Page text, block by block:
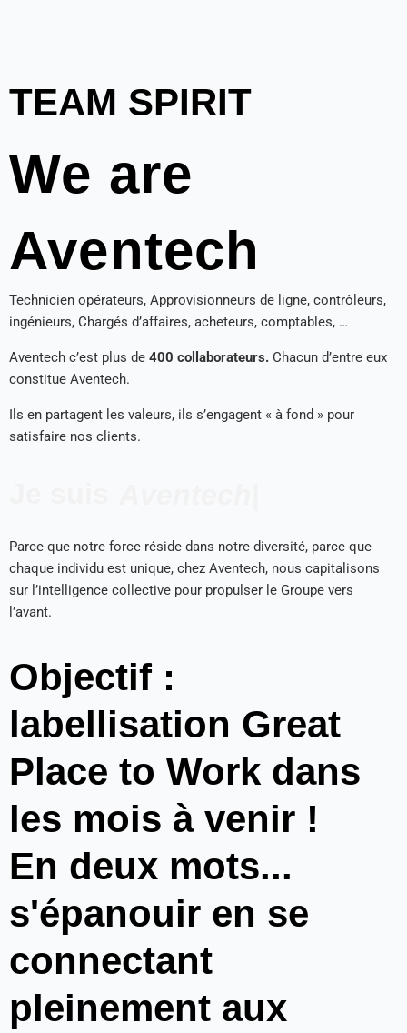
TEAM SPIRIT
We are
Aventech
Technicien opérateurs, Approvisionneurs de ligne, contrôleurs,
ingénieurs, Chargés d’affaires, acheteurs, comptables, …
Aventech c’est plus de 400 collaborateurs. Chacun d’entre eux
constitue Aventech.
Ils en partagent les valeurs, ils s’engagent « à fond » pour
satisfaire nos clients.
Parce que notre force réside dans notre diversité, parce que
chaque individu est unique, chez Aventech, nous capitalisons
sur l’intelligence collective pour propulser le Groupe vers
l’avant.
Objectif :
labellisation Great
Place to Work dans
les mois à venir !
En deux mots...
s'épanouir en se
connectant
pleinement aux